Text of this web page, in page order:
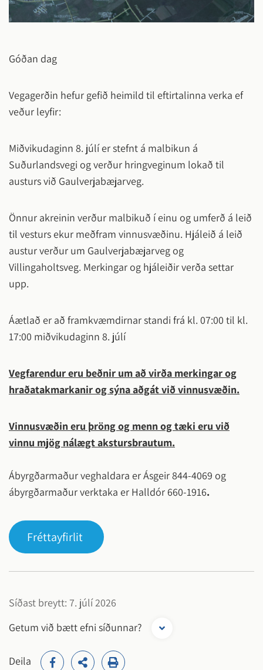
Góðan dag
Vegagerðin hefur gefið heimild til eftirtalinna verka ef
veður leyfir:
Miðvikudaginn 8. júlí er stefnt á malbikun á
Suðurlandsvegi og verður hringveginum lokað til
austurs við Gaulverjabæjarveg.
Önnur akreinin verður malbikuð í einu og umferð á leið
til vesturs ekur meðfram vinnusvæðinu. Hjáleið á leið
austur verður um Gaulverjabæjarveg og
Villingaholtsveg. Merkingar og hjáleiðir verða settar
upp.
Áætlað er að framkvæmdirnar standi frá kl. 07:00 til kl.
17:00 miðvikudaginn 8. júlí
Vegfarendur eru beðnir um að virða merkingar og
hraðatakmarkanir og sýna aðgát við vinnusvæðin.
Vinnusvæðin eru þröng og menn og tæki eru við
vinnu mjög nálægt akstursbrautum.
Ábyrgðarmaður veghaldara er Ásgeir 844-4069 og
ábyrgðarmaður verktaka er Halldór 660-1916.
Fréttayfirlit
Síðast breytt: 7. júlí 2026
Getum við bætt efni síðunnar?
Deila